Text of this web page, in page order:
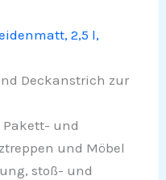
2,5 l,
Deckanstrich zur
Pakett- und
und Möbel
stoß- und